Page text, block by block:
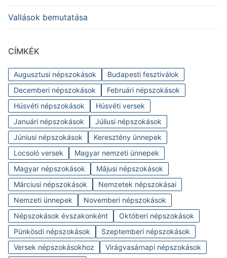
Vallások bemutatása
CÍMKÉK
Augusztusi népszokások
Budapesti fesztiválok
Decemberi népszokások
Februári népszokások
Húsvéti népszokások
Húsvéti versek
Januári népszokások
Júliusi népszokások
Júniusi népszokások
Keresztény ünnepek
Locsoló versek
Magyar nemzeti ünnepek
Magyar népszokások
Májusi népszokások
Márciusi népszokások
Nemzetek népszokásai
Nemzeti ünnepek
Novemberi népszokások
Népszokások évszakonként
Októberi népszokások
Pünkösdi népszokások
Szeptemberi népszokások
Versek népszokásokhoz
Virágvasárnapi népszokások